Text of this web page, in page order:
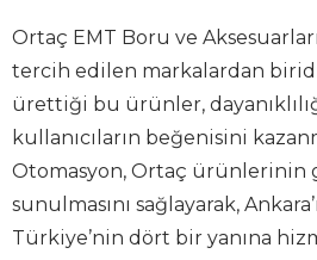
Ortaç EMT Boru ve
tercih edilen markalardan
ürettiği bu ürünler,
kullanıcıların beğenisini
Otomasyon, Ortaç ürünlerinin
sunulmasını sağlayarak,
Türkiye’nin dört bir yanına